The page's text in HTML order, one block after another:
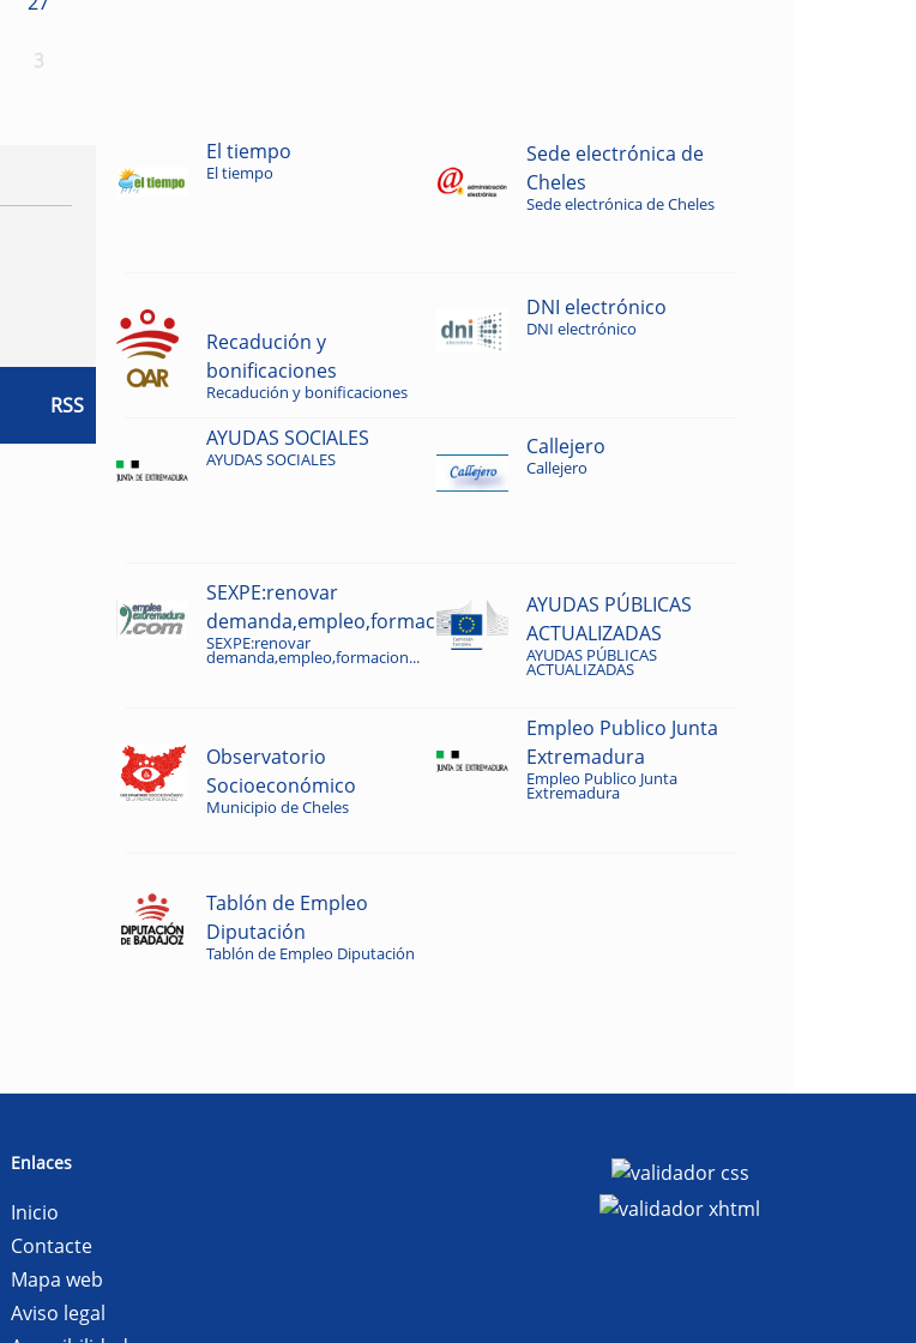
3
RSS
El tiempo
El tiempo
Sede electrónica de
Cheles
Sede electrónica de Cheles
Recadución y
bonificaciones
Recadución y bonificaciones
DNI electrónico
DNI electrónico
AYUDAS SOCIALES
AYUDAS SOCIALES
Callejero
Callejero
SEXPE:renovar
demanda,empleo,formacion...
SEXPE:renovar
demanda,empleo,formacion...
AYUDAS PÚBLICAS
ACTUALIZADAS
AYUDAS PÚBLICAS
ACTUALIZADAS
Observatorio
Socioeconómico
Municipio de Cheles
Empleo Publico Junta
Extremadura
Empleo Publico Junta
Extremadura
Tablón de Empleo
Diputación
Tablón de Empleo Diputación
Enlaces
Inicio
Contacte
Mapa web
Aviso legal